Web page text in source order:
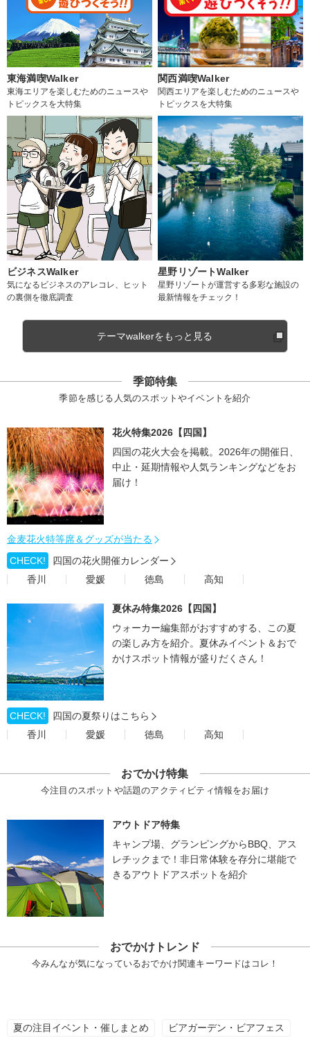
東海満喫Walker
東海エリアを楽しむためのニュースや
トピックスを大特集
関西満喫Walker
関西エリアを楽しむためのニュースや
トピックスを大特集
ビジネスWalker
気になるビジネスのアレコレ、ヒット
の裏側を徹底調査
星野リゾートWalker
星野リゾートが運営する多彩な施設の
最新情報をチェック！
テーマwalkerをもっと見る
季節特集
季節を感じる人気のスポットやイベントを紹介
花火特集2026【四国】
四国の花火大会を掲載。2026年の開催日、
中止・延期情報や人気ランキングなどをお
届け！
金麦花火特等席＆グッズが当たる
CHECK!
四国の花火開催カレンダー
香川
愛媛 徳島 高知
夏休み特集2026【四国】
ウォーカー編集部がおすすめする、この夏
の楽しみ方を紹介。夏休みイベント＆おで
かけスポット情報が盛りだくさん！
CHECK!
四国の夏祭りはこちら
香川
愛媛 徳島 高知
おでかけ特集
今注目のスポットや話題のアクティビティ情報をお届け
アウトドア特集
キャンプ場、グランピングからBBQ、アス
レチックまで！非日常体験を存分に堪能で
きるアウトドアスポットを紹介
おでかけトレンド
今みんなが気になっているおでかけ関連キーワードはコレ！
夏の注目イベント・催しまとめ ビアガーデン・ビアフェス